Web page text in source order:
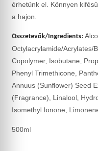
érhetünk el. Könnyen
a hajon.
Összetevők/Ingredients:
Octylacrylamide/Acrylates/
Copolymer, Isobutane,
Phenyl Trimethicone,
Annuus (Sunflower) Seed
(Fragrance), Linalool,
Isomethyl Ionone,
500ml